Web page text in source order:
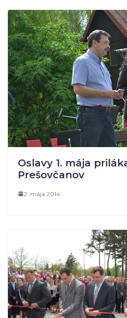
Oslavy 1. mája
Prešovčanov
2. mája 2014